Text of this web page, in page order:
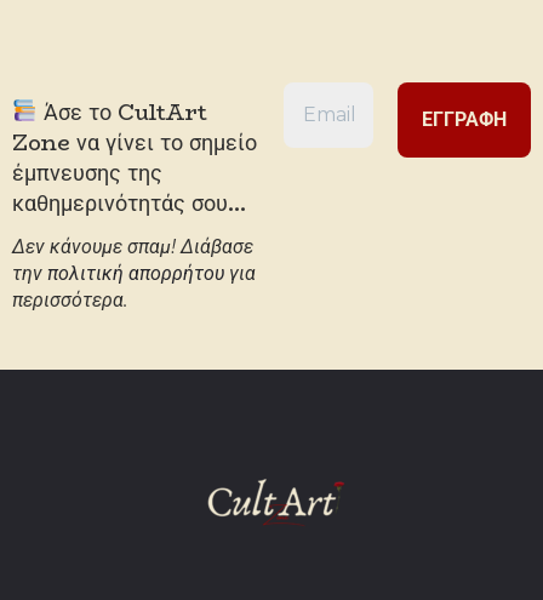
Άσε το CultArt
Zone να γίνει το σημείο
έμπνευσης της
καθημερινότητάς σου...
Δεν κάνουμε σπαμ! Διάβασε
την πολιτική απορρήτου για
περισσότερα.